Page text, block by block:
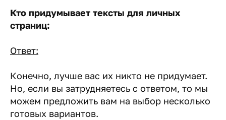
Кто придумывает тексты для личных
страниц:
Ответ:
Конечно, лучше вас их никто не придумает.
Но, если вы затрудняетесь с ответом, то мы
можем предложить вам на выбор несколько
готовых вариантов.